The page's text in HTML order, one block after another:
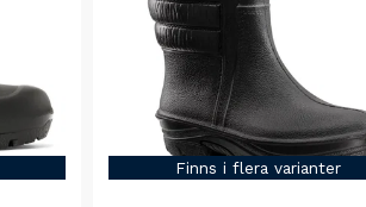
Finns i flera varianter